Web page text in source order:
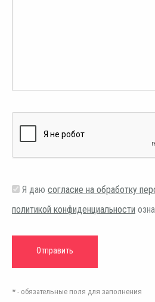
Я даю согласие на обработку
политикой конфиденциальности
* - обязательные поля для заполнения